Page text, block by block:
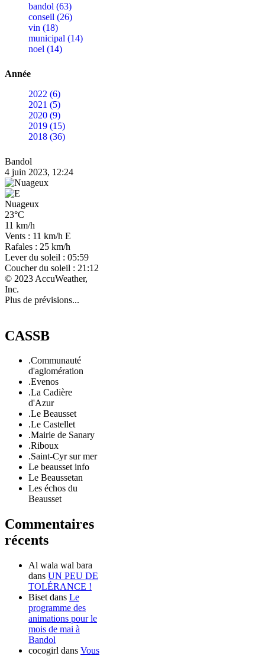
bandol (63)
conseil (26)
vin (18)
municipal (14)
noel (14)
Année
2022 (6)
2021 (5)
2020 (9)
2019 (15)
2018 (36)
Bandol
4 juin 2023, 12:24
Nuageux
23°C
11 km/h
Vents : 11 km/h E
Rafales : 25 km/h
Lever du soleil : 05:59
Coucher du soleil : 21:12
© 2023 AccuWeather,
Inc.
Plus de prévisions...
CASSB
.Communauté
d'aglomération
.Evenos
.La Cadière
d'Azur
.Le Beausset
.Le Castellet
.Mairie de Sanary
.Riboux
.Saint-Cyr sur mer
Le beausset info
Le Beaussetan
Les échos du
Beausset
Commentaires
récents
Al wala wal bara
dans UN PEU DE
TOLÉRANCE !
Biset dans Le
programme des
animations pour le
mois de mai à
Bandol
cocogirl dans Vous